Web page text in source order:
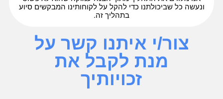
ונעשה כל שביכולתנו כדי להקל על לקוחותינו המבקשים סיוע
בתהליך זה.
צור/י איתנו קשר על
מנת לקבל את
זכויותיך